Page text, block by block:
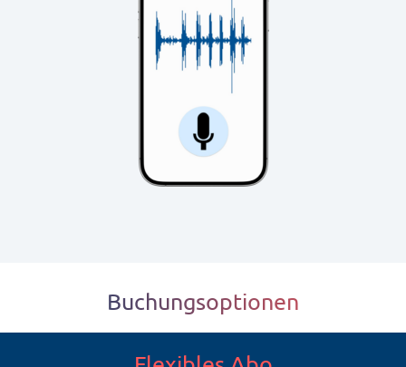
Buchungsoptionen